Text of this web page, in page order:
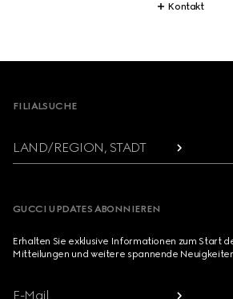
Kontakt
FILIALSUCHE
LAND/REGION, STADT
GUCCI UPDATES ABONNIEREN
Erhalten Sie exklusive Informationen zum Start
Mitteilungen und weitere spannende
E-Mail